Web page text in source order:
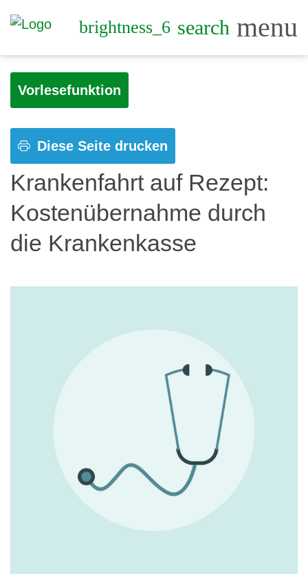
brightness_6 search menu
Vorlesefunktion
Diese Seite drucken
Krankenfahrt auf Rezept:
Kostenübernahme durch
die Krankenkasse